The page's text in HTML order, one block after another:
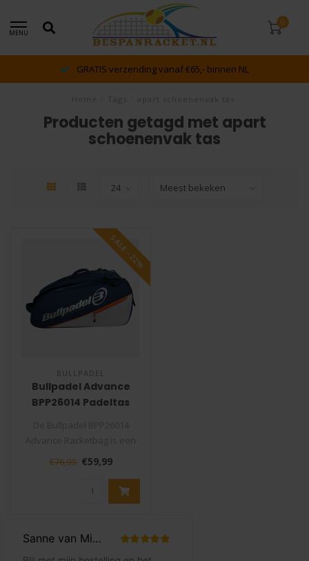
MENU
0
GRATIS verzending vanaf €65,- binnen NL
Producten getagd met apart
schoenenvak tas
SALE -22%
BULLPADEL
Bullpadel Advance
BPP26014 Padeltas
praktische rackettas voor
speler..
€76,99 €59,99